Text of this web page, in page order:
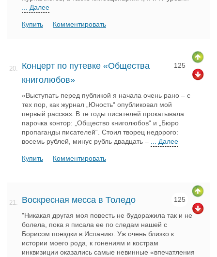
... Далее
Купить Комментировать
20.
Концерт по путевке «Общества
книголюбов»
125
«Выступать перед публикой я начала очень рано – с
тех пор, как журнал „Юность“ опубликовал мой
первый рассказ. В те годы писателей прокатывала
парочка контор: „Общество книголюбов“ и „Бюро
пропаганды писателей“. Стоил творец недорого:
восемь рублей, минус рубль двадцать – ... Далее
Купить Комментировать
21. Воскресная месса в Толедо 125
"Никакая другая моя повесть не будоражила так и не
болела, пока я писала ее по следам нашей с
Борисом поездки в Испанию. Уж очень близко к
истории моего рода, к гонениям и кострам
инквизиции оказались самые невинные «впечатления